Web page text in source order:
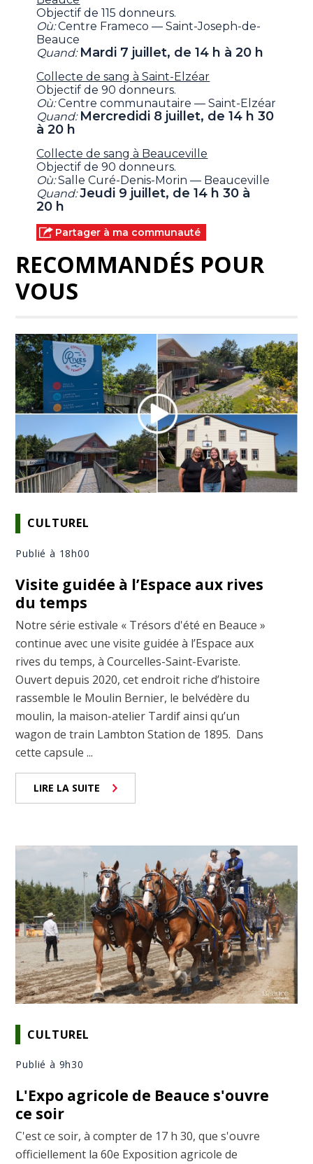
Objectif de 115 donneurs.
Où:Centre Frameco — Saint-Joseph-de-
Beauce
Quand: Mardi 7 juillet, de 14 h à 20 h
Collecte de sang à Saint-Elzéar
Objectif de 90 donneurs.
Où:Centre communautaire — Saint-Elzéar
Quand: Mercredidi 8 juillet, de 14 h 30
à 20 h
Collecte de sang à Beauceville
Objectif de 90 donneurs.
Où:Salle Curé-Denis-Morin — Beauceville
Quand: Jeudi 9 juillet, de 14 h 30 à
20 h
Partager à ma communauté
RECOMMANDÉS POUR
VOUS
CULTUREL
Publié à 18h00
Visite guidée à l’Espace aux rives
du temps
Notre série estivale « Trésors d'été en Beauce »
continue avec une visite guidée à l’Espace aux
rives du temps, à Courcelles-Saint-Evariste.
Ouvert depuis 2020, cet endroit riche d’histoire
rassemble le Moulin Bernier, le belvédère du
moulin, la maison-atelier Tardif ainsi qu’un
wagon de train Lambton Station de 1895. Dans
cette capsule ...
LIRE LA SUITE
CULTUREL
Publié à 9h30
L'Expo agricole de Beauce s'ouvre
ce soir
C'est ce soir, à compter de 17 h 30, que s'ouvre
officiellement la 60e Exposition agricole de